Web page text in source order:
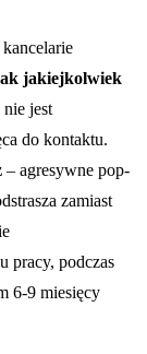
jakiejkolwiek
jest
do kontaktu.
– agresywne pop-
zamiast
pracy, podczas
6-9 miesięcy